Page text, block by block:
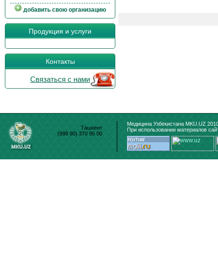
добавить свою организацию
Продукция и услуги
Контакты
Связаться с нами
Ташкент
(998 90) 370 95 00
Медицина Узбекистана MKU.UZ
При использовании материалов